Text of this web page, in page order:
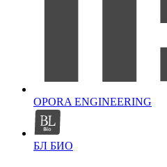
OPORA ENGINEERING
БЛ БИО